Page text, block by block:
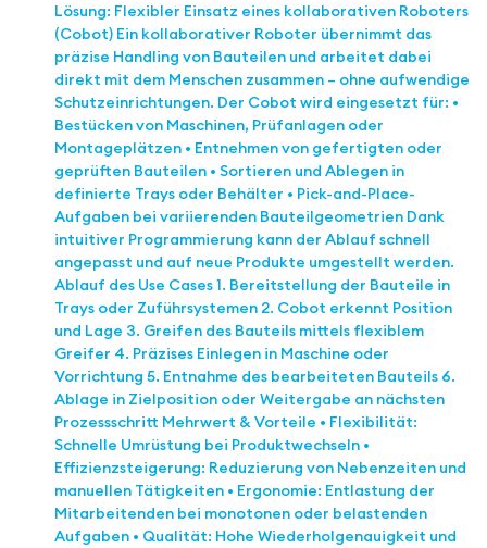
Lösung: Flexibler Einsatz eines kollaborativen Roboters
(Cobot) Ein kollaborativer Roboter übernimmt das
präzise Handling von Bauteilen und arbeitet dabei
direkt mit dem Menschen zusammen – ohne aufwendige
Schutzeinrichtungen. Der Cobot wird eingesetzt für: •
Bestücken von Maschinen, Prüfanlagen oder
Montageplätzen • Entnehmen von gefertigten oder
geprüften Bauteilen • Sortieren und Ablegen in
definierte Trays oder Behälter • Pick-and-Place-
Aufgaben bei variierenden Bauteilgeometrien Dank
intuitiver Programmierung kann der Ablauf schnell
angepasst und auf neue Produkte umgestellt werden.
Ablauf des Use Cases 1. Bereitstellung der Bauteile in
Trays oder Zuführsystemen 2. Cobot erkennt Position
und Lage 3. Greifen des Bauteils mittels flexiblem
Greifer 4. Präzises Einlegen in Maschine oder
Vorrichtung 5. Entnahme des bearbeiteten Bauteils 6.
Ablage in Zielposition oder Weitergabe an nächsten
Prozessschritt Mehrwert & Vorteile • Flexibilität:
Schnelle Umrüstung bei Produktwechseln •
Effizienzsteigerung: Reduzierung von Nebenzeiten und
manuellen Tätigkeiten • Ergonomie: Entlastung der
Mitarbeitenden bei monotonen oder belastenden
Aufgaben • Qualität: Hohe Wiederholgenauigkeit und